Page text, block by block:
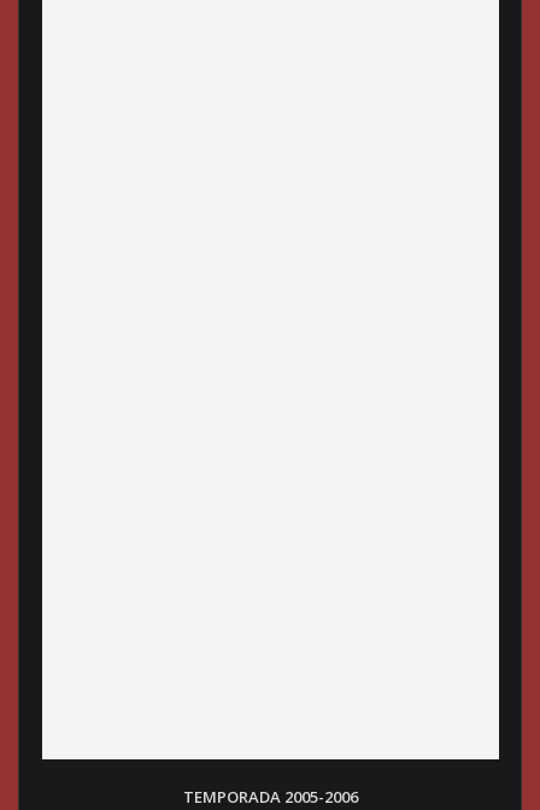
TEMPORADA 2005-2006